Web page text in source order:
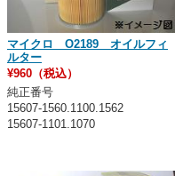
マイクロ O2189 オイルフィ
ルター
¥960（税込）
純正番号
15607-1560.1100.1562
15607-1101.1070